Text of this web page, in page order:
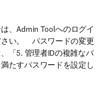
、Admin Toolへのログイ
い。　パスワードの変更
「5. 管理者IDの複雑なパ
たすパスワードを設定し